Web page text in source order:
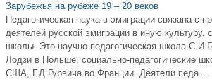
Зарубежья на рубеже 19 – 20 веков
Педагогическая наука в эмиграции связана с
деятелей русской эмиграции в иную культуру,
школы. Это научно-педагогическая школа
Лодзи в Польше, социально-педагогические
США, Г.Д.Гурвича во Франции. Деятели педа ...